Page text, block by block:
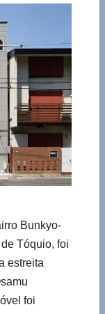
Bunkyo-
Tóquio, foi
estreita
foi